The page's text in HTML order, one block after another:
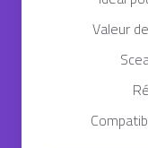
Valeur